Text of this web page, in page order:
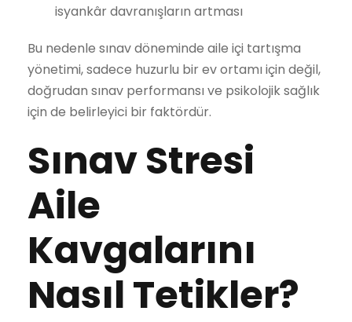
isyankâr davranışların artması
Bu nedenle sınav döneminde aile içi tartışma
yönetimi, sadece huzurlu bir ev ortamı için değil,
doğrudan sınav performansı ve psikolojik sağlık
için de belirleyici bir faktördür.
Sınav Stresi
Aile
Kavgalarını
Nasıl Tetikler?